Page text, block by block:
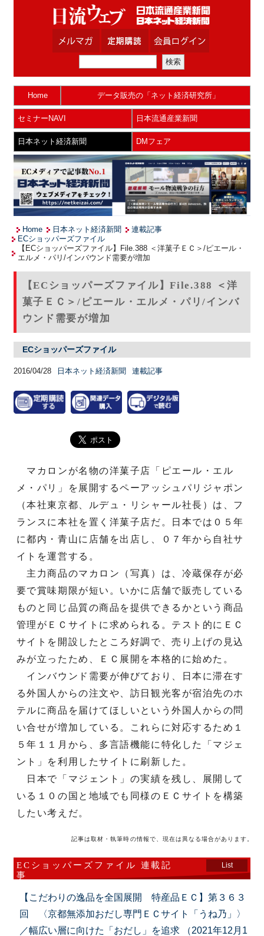
Home データ販売の「ネット経済研究所」
セミナーNAVI 日本流通産業新聞
日本ネット経済新聞 DMフェア
Home 日本ネット経済新聞
連載記事
ECショッパーズファイル
【ECショッパーズファイル】File.388 ＜洋菓子ＥＣ＞/ピエール・
エルメ・パリ/インバウンド需要が増加
【ECショッパーズファイル】File.388 ＜洋
菓子ＥＣ＞/ピエール・エルメ・パリ/インバ
ウンド需要が増加
ECショッパーズファイル
2016/04/28 日本ネット経済新聞 連載記事
マカロンが名物の洋菓子店「ピエール・エル
メ・パリ」を展開するペーアッシュパリジャポン
（本社東京都、ルデュ・リシャール社長）は、フ
ランスに本社を置く洋菓子店だ。日本では０５年
に都内・青山に店舗を出店し、０７年から自社サ
イトを運営する。
主力商品のマカロン（写真）は、冷蔵保存が必
要で賞味期限が短い。いかに店舗で販売している
ものと同じ品質の商品を提供できるかという商品
管理がＥＣサイトに求められる。テスト的にＥＣ
サイトを開設したところ好調で、売り上げの見込
みが立ったため、ＥＣ展開を本格的に始めた。
インバウンド需要が伸びており、日本に滞在す
る外国人からの注文や、訪日観光客が宿泊先のホ
テルに商品を届けてほしいという外国人からの問
い合せが増加している。これらに対応するため１
５年１１月から、多言語機能に特化した「マジェ
ント」を利用したサイトに刷新した。
日本で「マジェント」の実績を残し、展開して
いる１０の国と地域でも同様のＥＣサイトを構築
したい考えだ。
記事は取材・執筆時の情報で、現在は異なる場合があります。
ECショッパーズファイル 連載記
事
List
【こだわりの逸品を全国展開 特産品ＥＣ】第３６３
回 〈京都無添加おだし専門ＥＣサイト「うね乃」〉
／幅広い層に向けた「おだし」を追求 （2021年12月1